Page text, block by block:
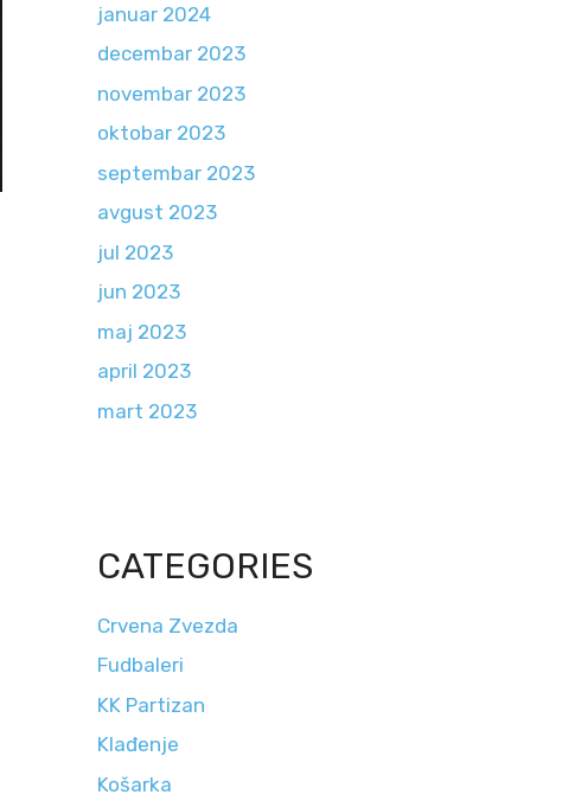
januar 2024
decembar 2023
novembar 2023
oktobar 2023
septembar 2023
avgust 2023
jul 2023
jun 2023
maj 2023
april 2023
mart 2023
CATEGORIES
Crvena Zvezda
Fudbaleri
KK Partizan
Klađenje
Košarka